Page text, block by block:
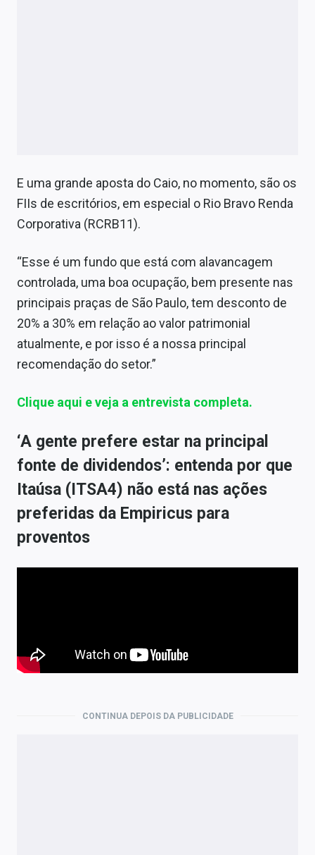
E uma grande aposta do Caio, no momento, são os
FIIs de escritórios, em especial o Rio Bravo Renda
Corporativa (RCRB11).
“Esse é um fundo que está com alavancagem
controlada, uma boa ocupação, bem presente nas
principais praças de São Paulo, tem desconto de
20% a 30% em relação ao valor patrimonial
atualmente, e por isso é a nossa principal
recomendação do setor.”
Clique aqui e veja a entrevista completa.
‘A gente prefere estar na principal
fonte de dividendos’: entenda por que
Itaúsa (ITSA4) não está nas ações
preferidas da Empiricus para
proventos
CONTINUA DEPOIS DA PUBLICIDADE